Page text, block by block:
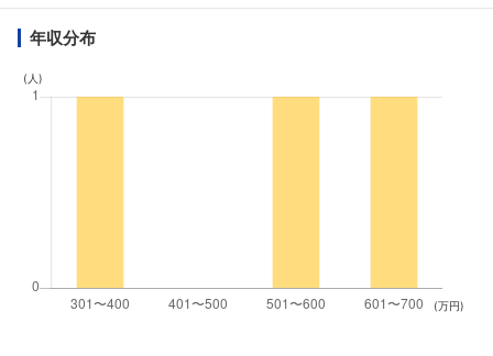
年収分布
(人)
(万円)